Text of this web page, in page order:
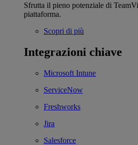
Sfrutta il pieno potenziale di
piattaforma.
Scopri di più
Integrazioni chiave
Microsoft Intune
ServiceNow
Freshworks
Jira
Salesforce